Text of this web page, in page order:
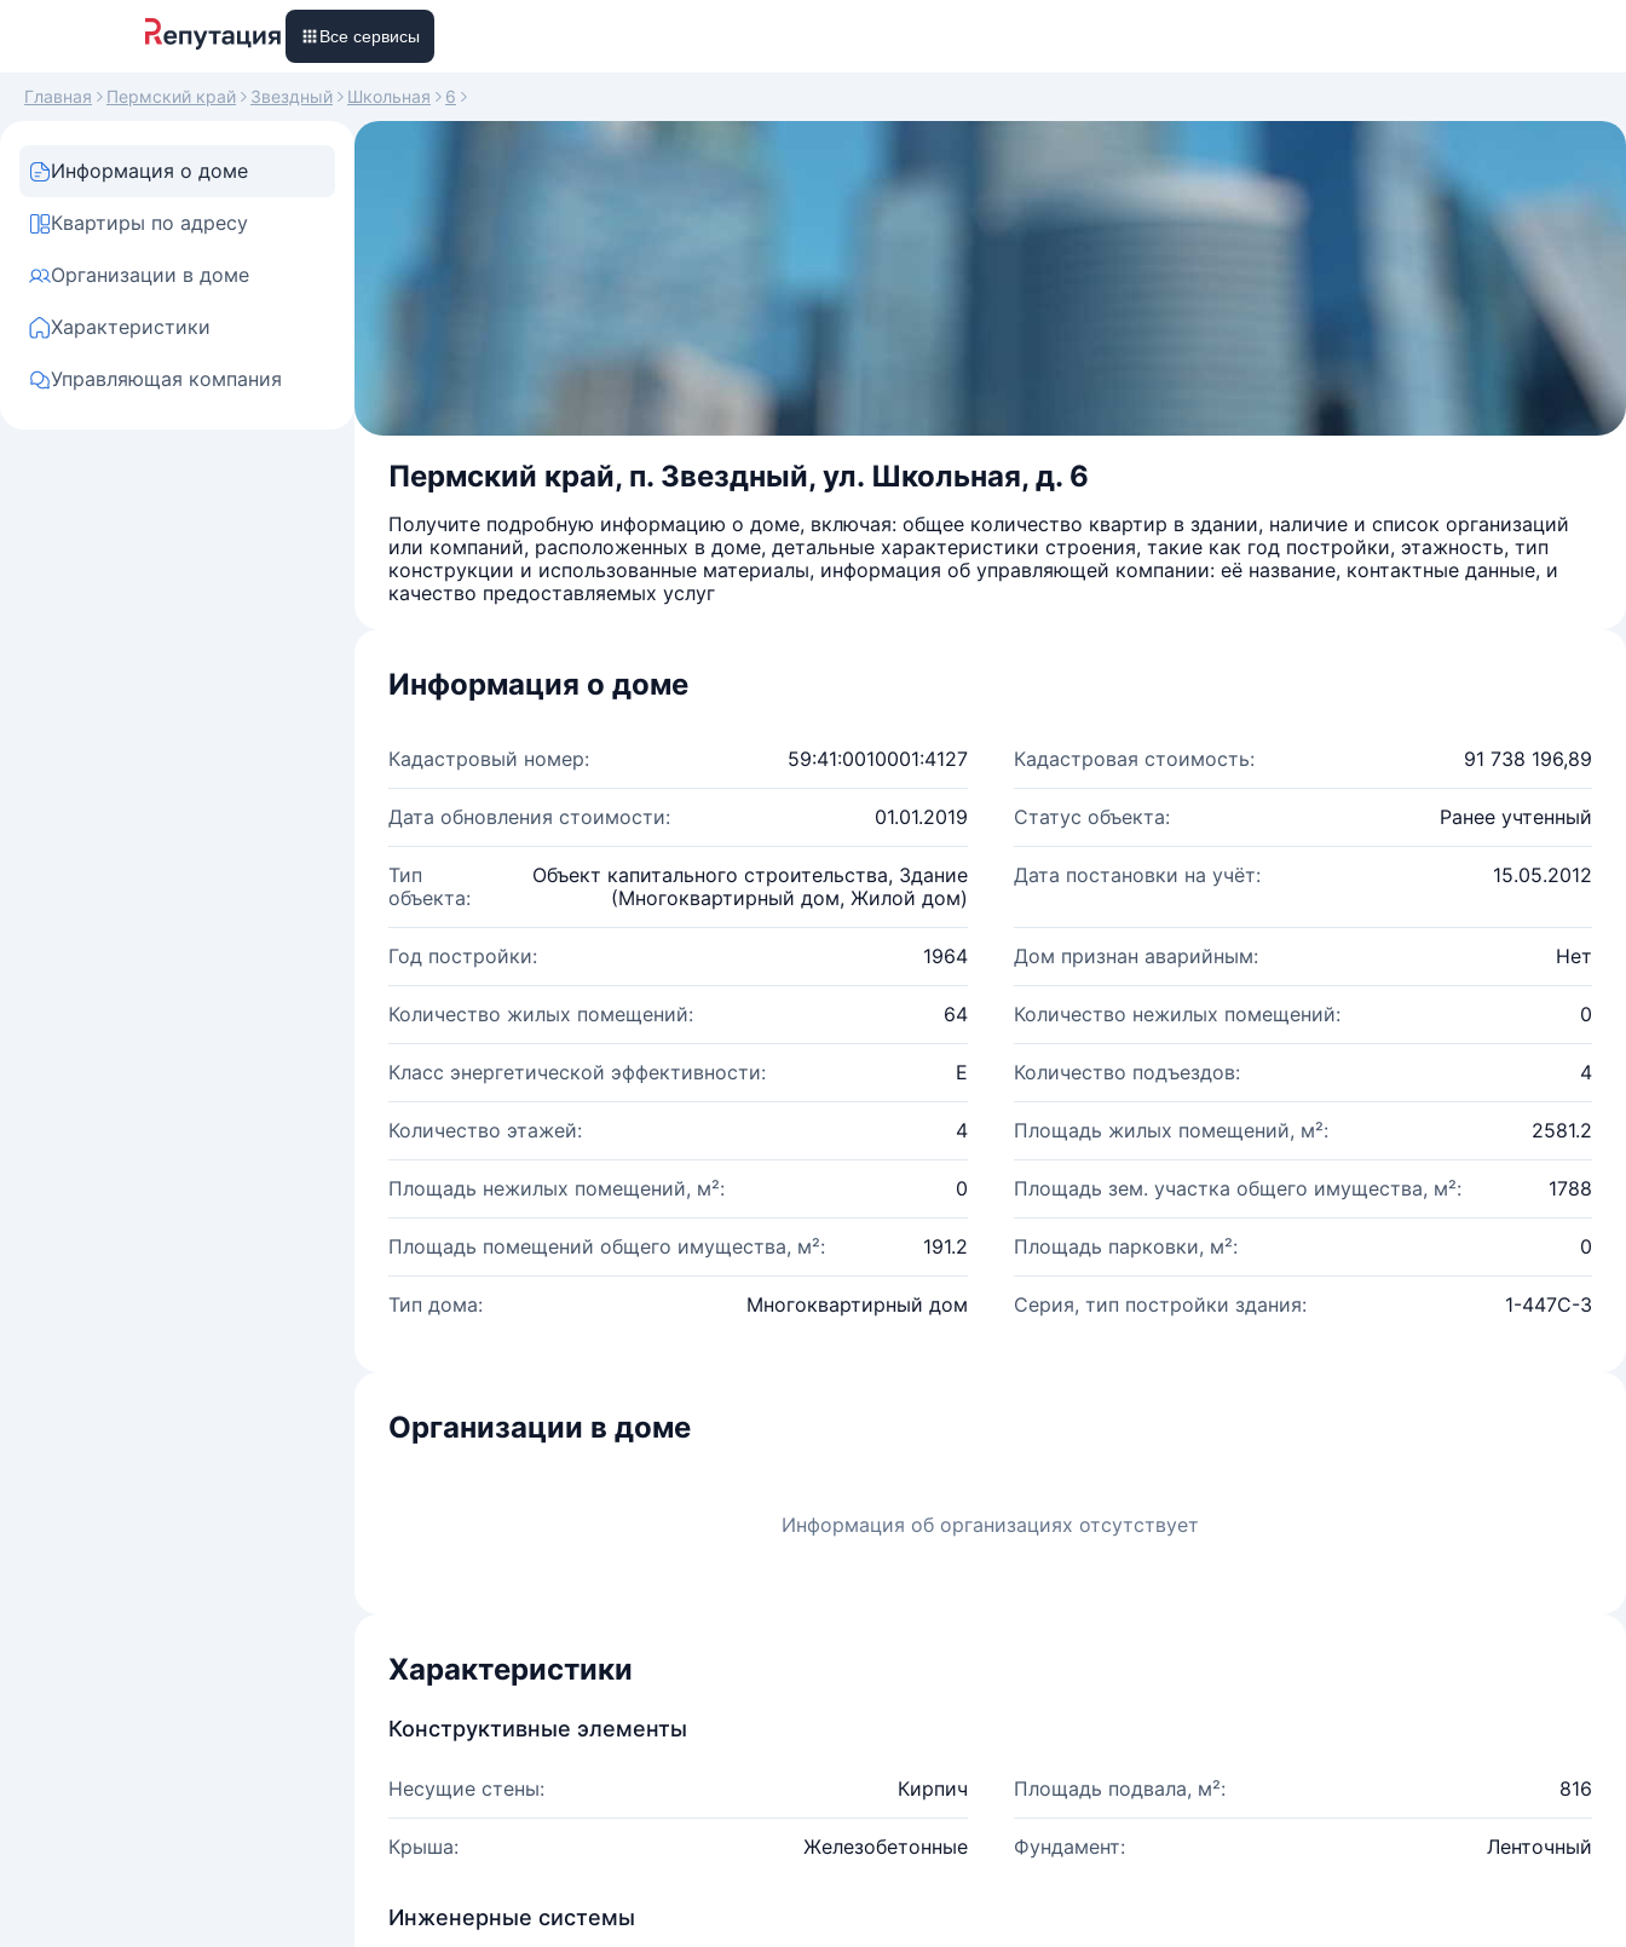
Все сервисы
Главная Пермский край Звездный Школьная 6
Информация о доме
Квартиры по адресу
Организации в доме
Характеристики
Управляющая компания
Пермский край, п. Звездный, ул. Школьная, д. 6
Получите подробную информацию о доме, включая: общее количество квартир в здании, наличие и список организаций
или компаний, расположенных в доме, детальные характеристики строения, такие как год постройки, этажность, тип
конструкции и использованные материалы, информация об управляющей компании: её название, контактные данные, и
качество предоставляемых услуг
Информация о доме
Кадастровый номер: 59:41:0010001:4127 Кадастровая стоимость: 91 738 196,89
Дата обновления стоимости: 01.01.2019 Статус объекта: Ранее учтенный
Тип
объекта:
Объект капитального строительства, Здание
(Многоквартирный дом, Жилой дом)
Дата постановки на учёт: 15.05.2012
Год постройки: 1964 Дом признан аварийным: Нет
Количество жилых помещений: 64 Количество нежилых помещений: 0
Класс энергетической эффективности: E Количество подъездов: 4
Количество этажей: 4 Площадь жилых помещений, м²: 2581.2
Площадь нежилых помещений, м²: 0 Площадь зем. участка общего имущества, м²: 1788
Площадь помещений общего имущества, м²: 191.2 Площадь парковки, м²: 0
Тип дома: Многоквартирный дом Серия, тип постройки здания: 1-447С-3
Организации в доме
Информация об организациях отсутствует
Характеристики
Конструктивные элементы
Несущие стены: Кирпич Площадь подвала, м²: 816
Крыша: Железобетонные Фундамент: Ленточный
Инженерные системы